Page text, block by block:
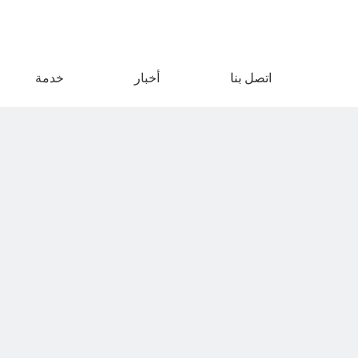
اتصل بنا أخبار خدمة